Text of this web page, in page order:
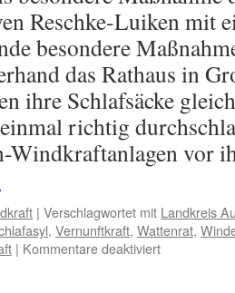
Reschke-Luiken mit
besondere
das Rathaus in
ihre Schlafsäcke
richtig
Windkraftanlagen vor
| Verschlagwortet mit Landkreis
, Vernunftkraft, Wattenrat,
| Kommentare deaktiviertfür